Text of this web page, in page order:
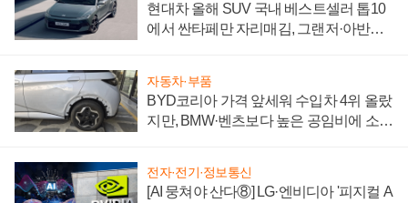
현대차 올해 SUV 국내 베스트셀러 톱10
에서 싼타페만 자리매김, 그랜저·아반떼
자동차·부품
BYD코리아 가격 앞세워 수입차 4위 올랐
지만, BMW·벤츠보다 높은 공임비에 소비
전자·전기·정보통신
[AI 뭉쳐야 산다⑧] LG·엔비디아 '피지컬 A